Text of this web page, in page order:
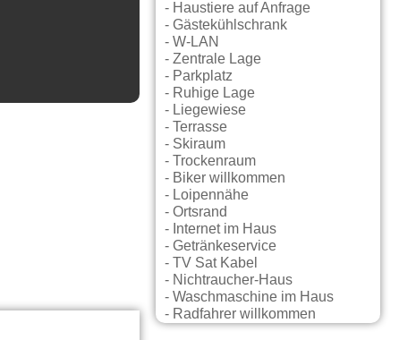
- Haustiere auf Anfrage
- Gästekühlschrank
- W-LAN
- Zentrale Lage
- Parkplatz
- Ruhige Lage
- Liegewiese
- Terrasse
- Skiraum
- Trockenraum
- Biker willkommen
- Loipennähe
- Ortsrand
- Internet im Haus
- Getränkeservice
- TV Sat Kabel
- Nichtraucher-Haus
- Waschmaschine im Haus
- Radfahrer willkommen